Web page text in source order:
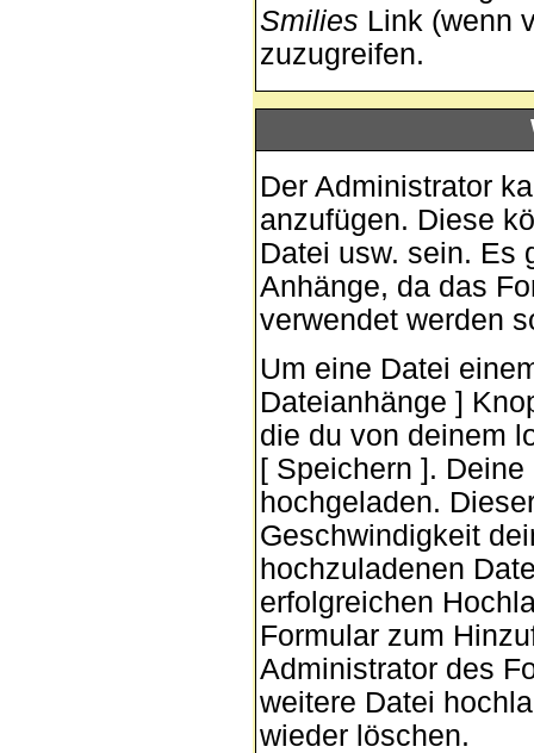
Smilies Link (wenn
zuzugreifen.
Der Administrator
anzufügen. Diese
Datei usw. sein. Es
Anhänge, da das
verwendet werden
Um eine Datei
Dateianhänge ]
die du von deinem
[ Speichern ].
hochgeladen.
Geschwindigkeit
hochzuladenen
erfolgreichen
Formular zum
Administrator des
weitere Datei
wieder löschen.